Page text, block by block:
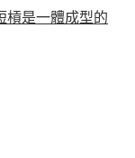
槓是一體成型的